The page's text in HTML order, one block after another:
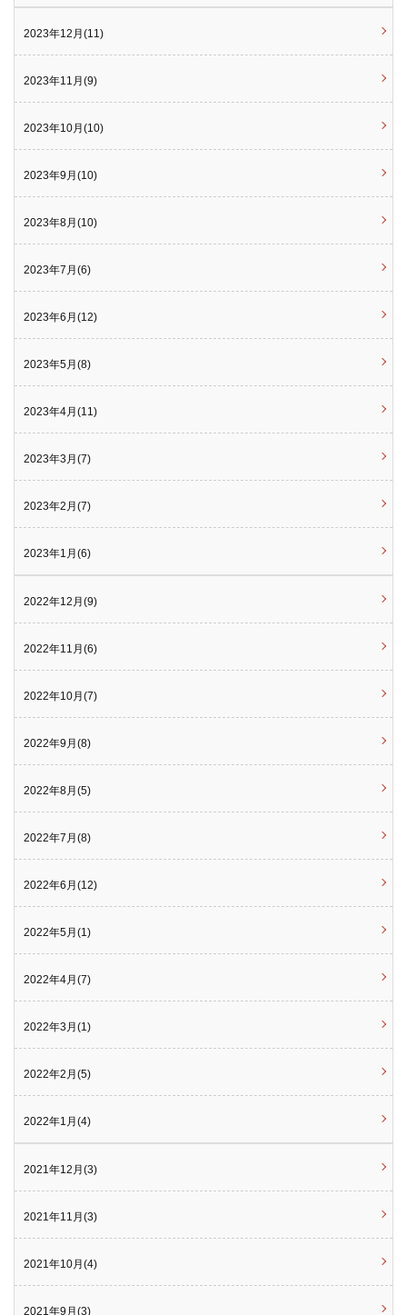
2023年12月(11)
2023年11月(9)
2023年10月(10)
2023年9月(10)
2023年8月(10)
2023年7月(6)
2023年6月(12)
2023年5月(8)
2023年4月(11)
2023年3月(7)
2023年2月(7)
2023年1月(6)
2022年12月(9)
2022年11月(6)
2022年10月(7)
2022年9月(8)
2022年8月(5)
2022年7月(8)
2022年6月(12)
2022年5月(1)
2022年4月(7)
2022年3月(1)
2022年2月(5)
2022年1月(4)
2021年12月(3)
2021年11月(3)
2021年10月(4)
2021年9月(3)